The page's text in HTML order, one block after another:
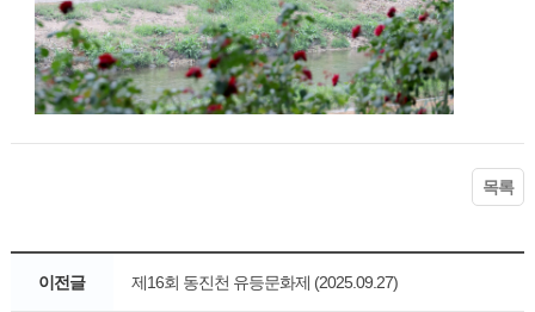
목록
이전글 제16회 동진천 유등문화제 (2025.09.27)